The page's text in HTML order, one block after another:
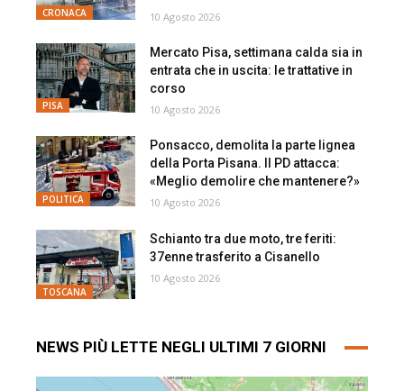
CRONACA 10 Agosto 2026
PISA
Mercato Pisa, settimana calda sia in
entrata che in uscita: le trattative in
corso
10 Agosto 2026
POLITICA
Ponsacco, demolita la parte lignea
della Porta Pisana. Il PD attacca:
«Meglio demolire che mantenere?»
10 Agosto 2026
TOSCANA
Schianto tra due moto, tre feriti:
37enne trasferito a Cisanello
10 Agosto 2026
NEWS PIÙ LETTE NEGLI ULTIMI 7 GIORNI